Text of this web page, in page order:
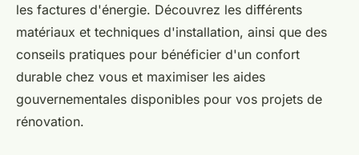
les factures d'énergie. Découvrez les différents
matériaux et techniques d'installation, ainsi que des
conseils pratiques pour bénéficier d'un confort
durable chez vous et maximiser les aides
gouvernementales disponibles pour vos projets de
rénovation.